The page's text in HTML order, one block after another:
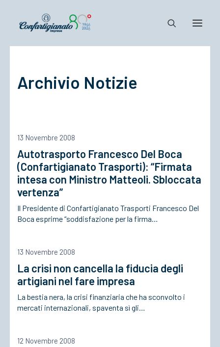
Confartigianato
Cosa Facciamo
Associarsi
Archivio Notizie
13 Novembre 2008
Autotrasporto Francesco Del Boca
(Confartigianato Trasporti): “Firmata
intesa con Ministro Matteoli. Sbloccata
vertenza”
Il Presidente di Confartigianato Trasporti Francesco Del
Boca esprime “soddisfazione per la firma…
13 Novembre 2008
La crisi non cancella la fiducia degli
artigiani nel fare impresa
La bestia nera, la crisi finanziaria che ha sconvolto i
mercati internazionali, spaventa sì gli…
12 Novembre 2008